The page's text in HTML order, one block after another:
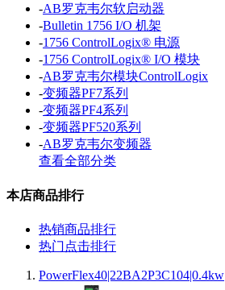
-AB罗克韦尔软启动器
-Bulletin 1756 I/O 机架
-1756 ControlLogix® 电源
-1756 ControlLogix® I/O 模块
-AB罗克韦尔模块ControlLogix
-变频器PF7系列
-变频器PF4系列
-变频器PF520系列
-AB罗克韦尔变频器
查看全部分类
本店商品排行
热销商品排行
热门点击排行
PowerFlex40|22BA2P3C104|0.4kw